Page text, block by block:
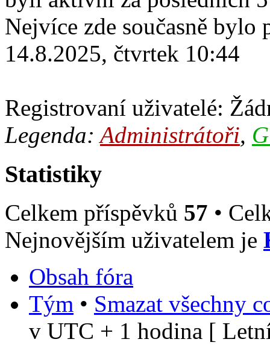
Nejvíce zde současně
14.8.2025, čtvrtek 10:44
Registrovaní uživatelé:
Legenda:Administrátoři,
Statistiky
Celkem příspěvků 57 •
Nejnovějším uživatelem je
Obsah fóra
Tým • Smazat všechny
v UTC + 1 hodina [